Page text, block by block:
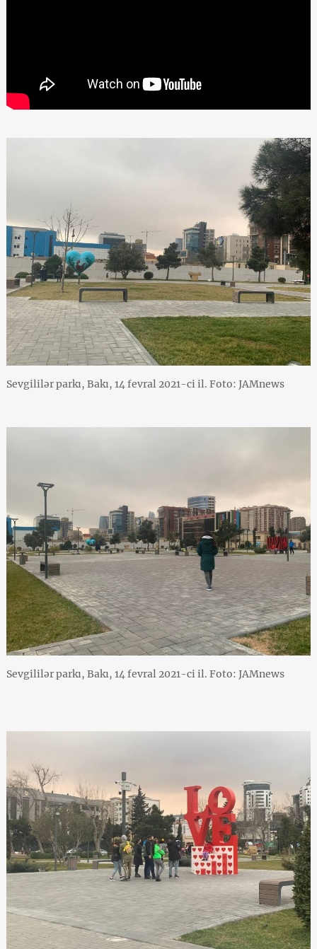
Sevgililər parkı, Bakı, 14 fevral 2021-ci il. Foto: JAMnews
Sevgililər parkı, Bakı, 14 fevral 2021-ci il. Foto: JAMnews